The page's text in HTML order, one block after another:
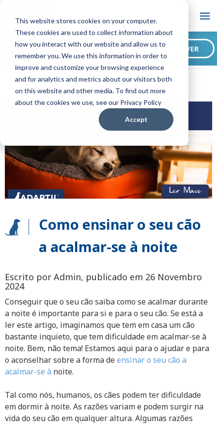
This website stores cookies on your computer.
These cookies are used to collect information about
how you interact with our website and allow us to
remember you. We use this information in order to
improve and customize your browsing experience
and for analytics and metrics about our visitors both
on this website and other media. To find out more
about the cookies we use, see our Privacy Policy
Accept
Blog
ADAPTIL PT Blog Como ensinar o seu cão a acalmar-se à noite
Deseja subscrever o nosso
blog? SUBSCREVER
Como ensinar o seu cão
a acalmar-se à noite
Escrito por Admin, publicado em 26 Novembro
2024
Conseguir que o seu cão saiba como se acalmar durante
a noite é importante para si e para o seu cão. Se está a
ler este artigo, imaginamos que tem em casa um cão
bastante inquieto, que tem dificuldade em acalmar-se à
noite. Bem, não tema! Estamos aqui para o ajudar e para
o aconselhar sobre a forma deensinar o seu cão a
acalmar-se à noite.
Tal como nós, humanos, os cães podem ter dificuldade
em dormir à noite. As razões variam e podem surgir na
vida do seu cão em qualquer altura. Algumas razões